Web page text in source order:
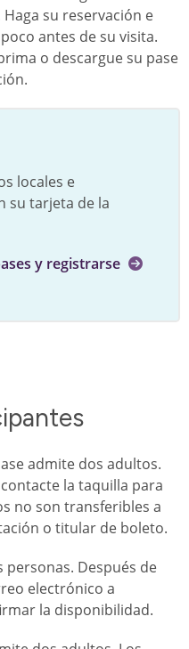
su reservación e
antes de su visita.
o descargue su pase
locales e
su tarjeta de la
y registrarse
admite dos adultos.
la taquilla para
no son transferibles a
o titular de boleto.
personas. Después de
electrónico a
la disponibilidad.